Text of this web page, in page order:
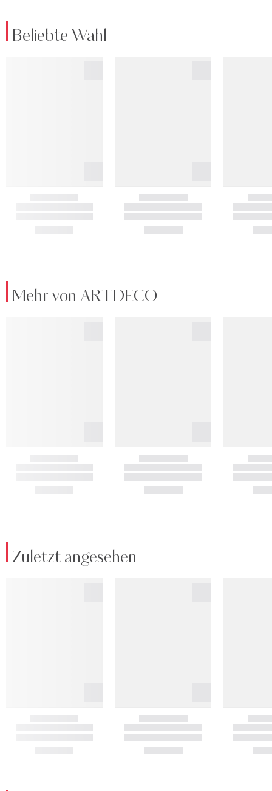
Beliebte Wahl
Mehr von ARTDECO
Zuletzt angesehen